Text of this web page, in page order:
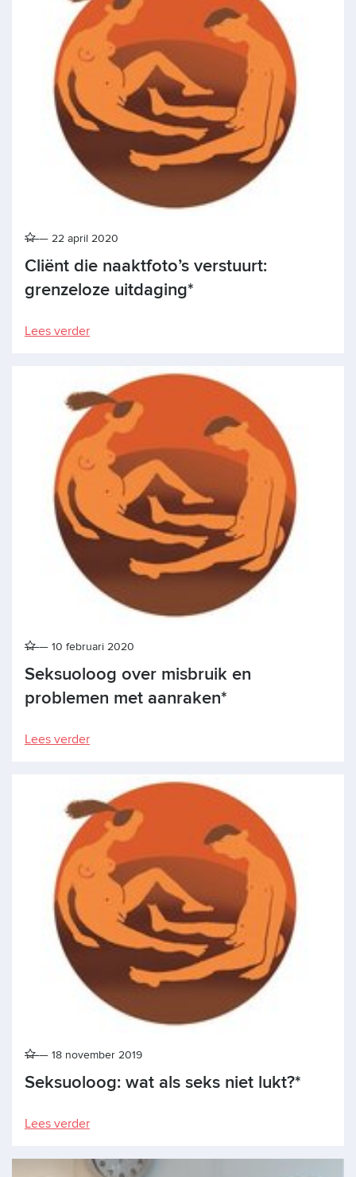
Cliënt die naaktfoto’s verstuurt:
grenzeloze uitdaging*
22 april 2020
Lees verder
Seksuoloog over misbruik en
problemen met aanraken*
10 februari 2020
Lees verder
Seksuoloog: wat als seks niet lukt?*
18 november 2019
Lees verder